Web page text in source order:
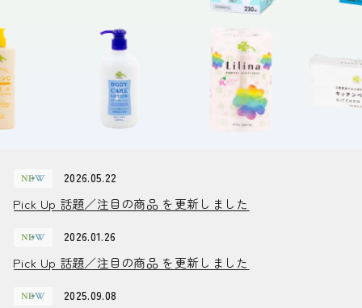
ッ
す
る
ア
イ
ン
リ
リ
ー
ス
日
記
NEW 2026.05.22
Pick Up 話題／注目の商品 を更新しました
Pick Up 話題／注目の商品 を更新しました
NEW 2026.01.26
Pick Up 話題／注目の商品 を更新しました
Pick Up 話題／注目の商品 を更新しました
NEW 2025.09.08